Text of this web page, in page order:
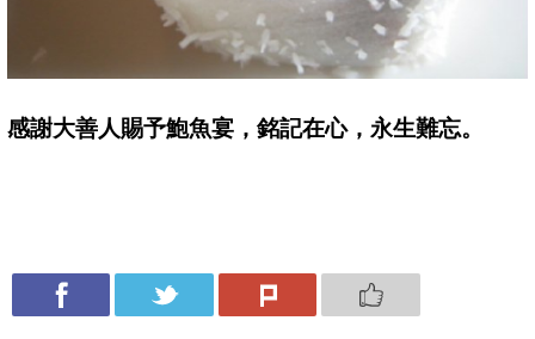
感謝大善人賜予鮑魚宴，銘記在心，永生難忘。